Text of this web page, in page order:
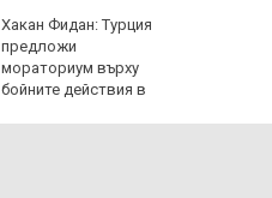
Хакан Фидан: Турция
предложи
мораториум върху
бойните действия в